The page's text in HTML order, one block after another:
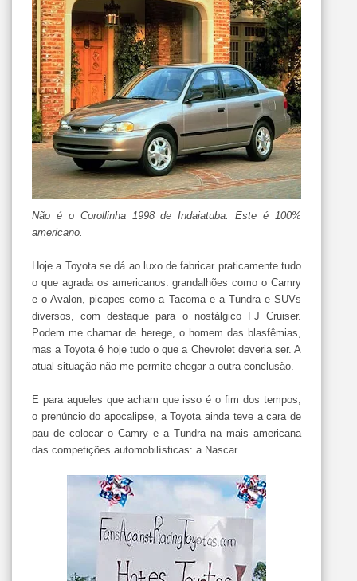
Não é o Corollinha 1998 de Indaiatuba. Este é 100%
americano.
Hoje a Toyota se dá ao luxo de fabricar praticamente tudo
o que agrada os americanos: grandalhões como o Camry
e o Avalon, picapes como a Tacoma e a Tundra e SUVs
diversos, com destaque para o nostálgico FJ Cruiser.
Podem me chamar de herege, o homem das blasfêmias,
mas a Toyota é hoje tudo o que a Chevrolet deveria ser. A
atual situação não me permite chegar a outra conclusão.
E para aqueles que acham que isso é o fim dos tempos,
o prenúncio do apocalipse, a Toyota ainda teve a cara de
pau de colocar o Camry e a Tundra na mais americana
das competições automobilísticas: a Nascar.